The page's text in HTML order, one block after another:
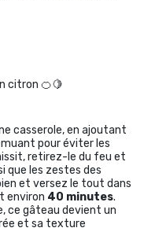
citron 🍊🍋
casserole, en ajoutant
pour éviter les
retirez-le du feu et
que les zestes des
et versez le tout dans
environ 40 minutes.
ce gâteau devient un
et sa texture